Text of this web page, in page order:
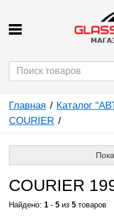
Главная Каталог
COURIER
COURIER
Найдено: 1 - 5 из 5 товаров